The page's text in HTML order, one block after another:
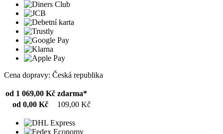
Cena dopravy: Česká republika
od 1 069,00 Kč zdarma*
od 0,00 Kč
109,00 Kč